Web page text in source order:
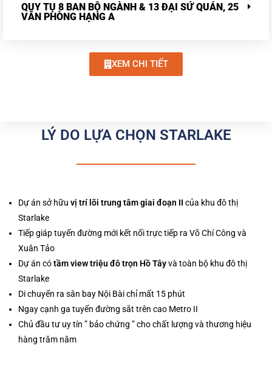
QUY TỤ 8 BAN BỘ NGÀNH & 13 ĐẠI SỨ QUÁN, 25
VĂN PHÒNG HẠNG A
XEM CHI TIẾT
LÝ DO LỰA CHỌN STARLAKE
Dự án sở hữu vị trí lõi trung tâm giai đoạn II của khu đô thị
Starlake
Tiếp giáp tuyến đường mới kết nối trực tiếp ra Võ Chí Công và
Xuân Tảo
Dự án cótầm view triệu đô trọn Hồ Tâyvà toàn bộ khu đô thị
Starlake
Di chuyển ra sân bay Nội Bài chỉ mất 15 phút
Ngay cạnh ga tuyến đường sắt trên cao Metro II
Chủ đầu tư uy tín ” bảo chứng ” cho chất lượng và thương hiệu
hàng trăm năm